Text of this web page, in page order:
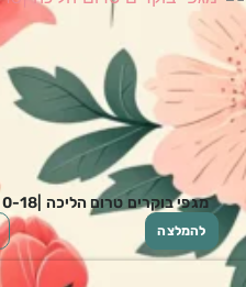
מגפי בוקרים טרום הליכה |0-18 חודשים
להמלצה